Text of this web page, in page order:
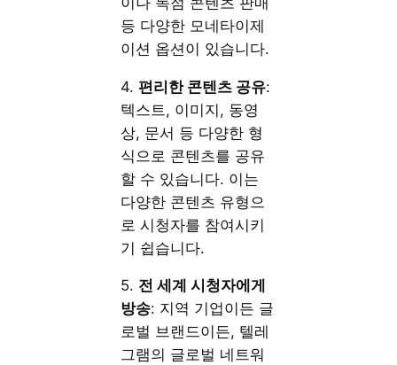
등 다양한 모네타이제
이션 옵션이 있습니다.
4. 편리한 콘텐츠 공유:
텍스트, 이미지, 동영
상, 문서 등 다양한 형
식으로 콘텐츠를 공유
할 수 있습니다. 이는
다양한 콘텐츠 유형으
로 시청자를 참여시키
기 쉽습니다.
5. 전 세계 시청자에게
방송: 지역 기업이든 글
로벌 브랜드이든, 텔레
그램의 글로벌 네트워